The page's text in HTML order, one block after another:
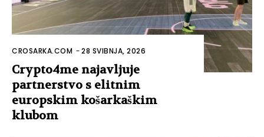
CROSARKA.COM -28 SVIBNJA, 2026
Crypto4me najavljuje
partnerstvo s elitnim
europskim košarkaškim
klubom